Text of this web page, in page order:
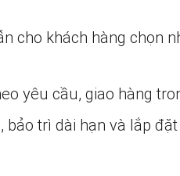
cho khách hàng chọn
yêu cầu, giao hàng
bảo trì dài hạn và lắp